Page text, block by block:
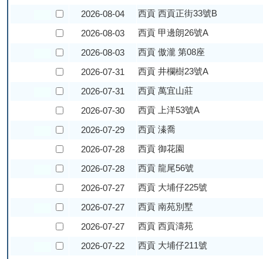
2026-08-04
西貢 西貢正街33號B
2026-08-03
西貢 甲邊朗26號A
2026-08-03
西貢 傲瀧 第08座
2026-07-31
西貢 井欄樹23號A
2026-07-31
西貢 萬宜山莊
2026-07-30
西貢 上洋53號A
2026-07-29
西貢 溱喬
2026-07-28
西貢 御花園
2026-07-28
西貢 龍尾56號
2026-07-27
西貢 大埔仔225號
2026-07-27
西貢 南苑別墅
2026-07-27
西貢 西貢濤苑
2026-07-22
西貢 大埔仔211號